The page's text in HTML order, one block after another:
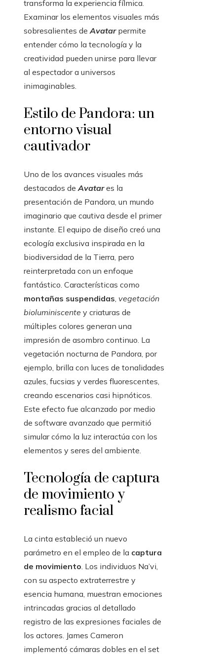
transforma la experiencia fílmica.
Examinar los elementos visuales más
sobresalientes deAvatarpermite
entender cómo la tecnología y la
creatividad pueden unirse para llevar
al espectador a universos
inimaginables.
Estilo de Pandora: un
entorno visual
cautivador
Uno de los avances visuales más
destacados deAvatares la
presentación de Pandora, un mundo
imaginario que cautiva desde el primer
instante. El equipo de diseño creó una
ecología exclusiva inspirada en la
biodiversidad de la Tierra, pero
reinterpretada con un enfoque
fantástico. Características como
montañas suspendidas, vegetación
bioluminiscente y criaturas de
múltiples colores generan una
impresión de asombro continuo. La
vegetación nocturna de Pandora, por
ejemplo, brilla con luces de tonalidades
azules, fucsias y verdes fluorescentes,
creando escenarios casi hipnóticos.
Este efecto fue alcanzado por medio
de software avanzado que permitió
simular cómo la luz interactúa con los
elementos y seres del ambiente.
Tecnología de captura
de movimiento y
realismo facial
La cinta estableció un nuevo
parámetro en el empleo de la captura
de movimiento. Los individuos Na’vi,
con su aspecto extraterrestre y
esencia humana, muestran emociones
intrincadas gracias al detallado
registro de las expresiones faciales de
los actores. James Cameron
implementó cámaras dobles en el set